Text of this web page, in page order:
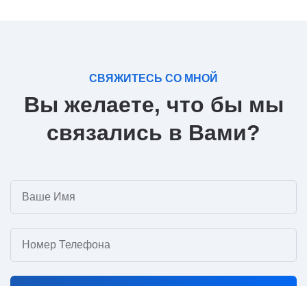
СВЯЖИТЕСЬ СО МНОЙ
Вы желаете, что бы мы
связались в Вами?
Ваше Имя
Номер Телефона